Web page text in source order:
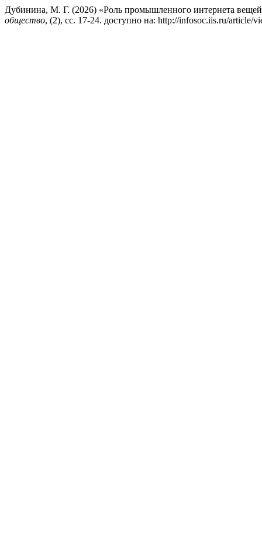
Дубинина, М. Г. (2026) «Роль промышленного интернета
общество, (2), сс. 17-24. доступно на: http://infosoc.iis.ru/article/